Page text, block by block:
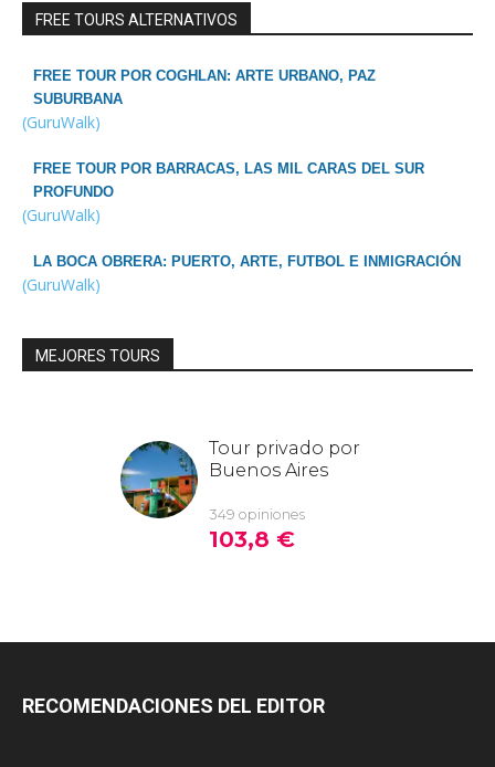
FREE TOURS ALTERNATIVOS
FREE TOUR POR COGHLAN: ARTE URBANO, PAZ
SUBURBANA
(GuruWalk)
FREE TOUR POR BARRACAS, LAS MIL CARAS DEL SUR
PROFUNDO
(GuruWalk)
LA BOCA OBRERA: PUERTO, ARTE, FUTBOL E INMIGRACIÓN
(GuruWalk)
MEJORES TOURS
RECOMENDACIONES DEL EDITOR